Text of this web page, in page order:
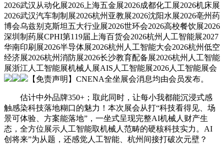
2026武汉从动化展2026上海五金展2026成都化工展2026机床展
2026武汉汽车制制展2026杭州亚教展2026沈阳水展2026亳州药
博会乌兹别克斯坦五大行业展2026世环会2026高校餐饮展2026
深圳制药展CPHI第119届上海百货会2026杭州人工智能展2027
华南印刷展2026半导体展2026杭州人工智能大会2026杭州低空
经济展2026杭州消防展2026长沙教育配备展2026杭州人工智能
展浙江人工智能展机械人展AIS人工智能展2026人工智能展会
【免责声明】CNENA全坐展会消息均由会员发布。
估计中外品牌350+；取此同时，让每小我都能沉浸式感
触感染科技落地糊口的魅力！本次展会从打“科技看得见、场
景可体验、方案能落地”，一坐式呈现完整AI机械人财产生
态，全方位展示人工智能取机械人范畴的硬核科技实力。AI
创将来”为从题，还感觉人工智能、杭州间接打破次元壁？